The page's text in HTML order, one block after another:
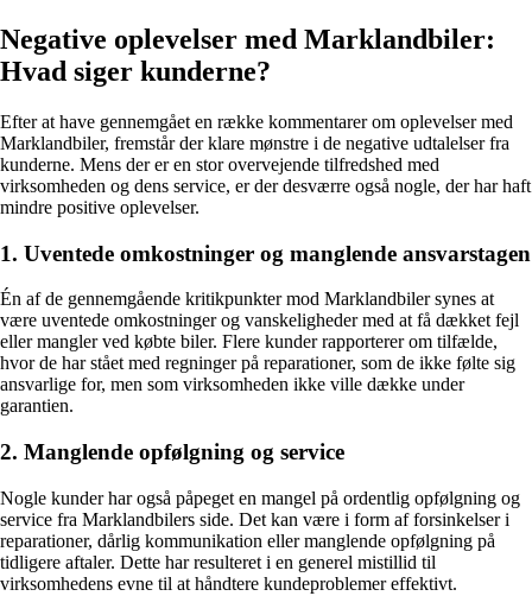
Negative oplevelser med Marklandbiler:
Hvad siger kunderne?
Efter at have gennemgået en række kommentarer om oplevelser med
Marklandbiler, fremstår der klare mønstre i de negative udtalelser fra
kunderne. Mens der er en stor overvejende tilfredshed med
virksomheden og dens service, er der desværre også nogle, der har haft
mindre positive oplevelser.
1. Uventede omkostninger og manglende ansvarstagen
Én af de gennemgående kritikpunkter mod Marklandbiler synes at
være uventede omkostninger og vanskeligheder med at få dækket fejl
eller mangler ved købte biler. Flere kunder rapporterer om tilfælde,
hvor de har stået med regninger på reparationer, som de ikke følte sig
ansvarlige for, men som virksomheden ikke ville dække under
garantien.
2. Manglende opfølgning og service
Nogle kunder har også påpeget en mangel på ordentlig opfølgning og
service fra Marklandbilers side. Det kan være i form af forsinkelser i
reparationer, dårlig kommunikation eller manglende opfølgning på
tidligere aftaler. Dette har resulteret i en generel mistillid til
virksomhedens evne til at håndtere kundeproblemer effektivt.